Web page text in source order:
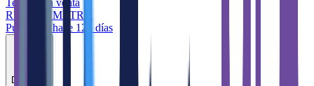
RE/MAX METRO
Publicado hace 122 días
Destacar